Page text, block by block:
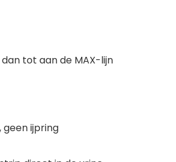
tot aan de MAX-lijn
geen ijpring